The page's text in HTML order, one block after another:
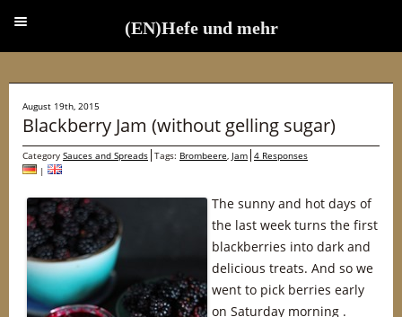
August 19th, 2015
Blackberry Jam (without gelling sugar)
Category Sauces and Spreads Tags: Brombeere, Jam 4 Responses
|
The sunny and hot days of
the last week turns the first
blackberries into dark and
delicious treats. And so we
went to pick berries early
on Saturday morning .
(EN)Hefe und mehr
(EN)Hefe und mehr